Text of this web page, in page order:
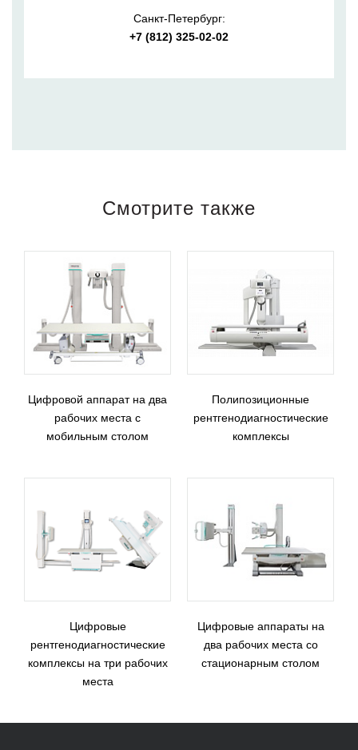
Санкт-Петербург:
+7 (812) 325-02-02
Смотрите также
Цифровой аппарат на два
рабочих места с
мобильным столом
Полипозиционные
рентгенодиагностические
комплексы
Цифровые
рентгенодиагностические
комплексы на три рабочих
места
Цифровые аппараты на
два рабочих места со
стационарным столом